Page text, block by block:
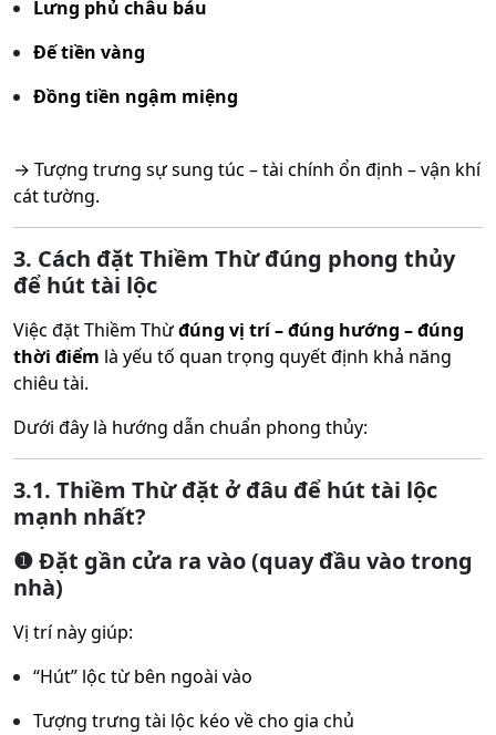
Lưng phủ châu báu
Đế tiền vàng
Đồng tiền ngậm miệng
→ Tượng trưng sự sung túc – tài chính ổn định – vận khí
cát tường.
3. Cách đặt Thiềm Thừ đúng phong thủy
để hút tài lộc
Việc đặt Thiềm Thừđúng vị trí – đúng hướng – đúng
thời điểm là yếu tố quan trọng quyết định khả năng
chiêu tài.
Dưới đây là hướng dẫn chuẩn phong thủy:
3.1. Thiềm Thừ đặt ở đâu để hút tài lộc
mạnh nhất?
❶ Đặt gần cửa ra vào (quay đầu vào trong
nhà)
Vị trí này giúp:
“Hút” lộc từ bên ngoài vào
Tượng trưng tài lộc kéo về cho gia chủ